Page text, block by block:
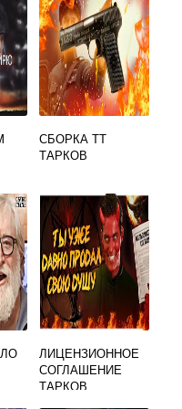
СБОРКА ТТ
ТАРКОВ
ЛИЦЕНЗИОННОЕ
СОГЛАШЕНИЕ
ТАРКОВ